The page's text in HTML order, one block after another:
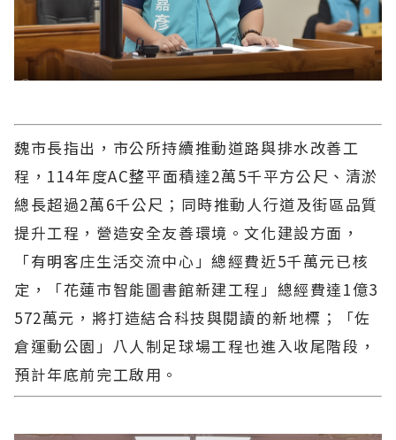
魏市長指出，市公所持續推動道路與排水改善工
程，114年度AC整平面積達2萬5千平方公尺、清淤
總長超過2萬6千公尺；同時推動人行道及街區品質
提升工程，營造安全友善環境。文化建設方面，
「有明客庄生活交流中心」總經費近5千萬元已核
定，「花蓮市智能圖書館新建工程」總經費達1億3
572萬元，將打造結合科技與閱讀的新地標；「佐
倉運動公園」八人制足球場工程也進入收尾階段，
預計年底前完工啟用。